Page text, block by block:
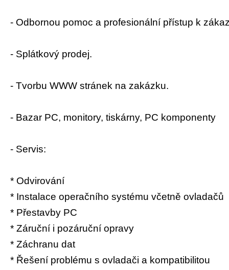
- Odbornou pomoc a profesionální přístup k
- Splátkový prodej.
- Tvorbu WWW stránek na zakázku.
- Bazar PC, monitory, tiskárny, PC komponenty
- Servis:
* Odvirování
* Instalace operačního systému včetně ovladačů
* Přestavby PC
* Záruční i pozáruční opravy
* Záchranu dat
* Řešení problému s ovladači a kompatibilitou